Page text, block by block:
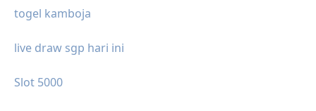
togel kamboja
live draw sgp hari ini
Slot 5000